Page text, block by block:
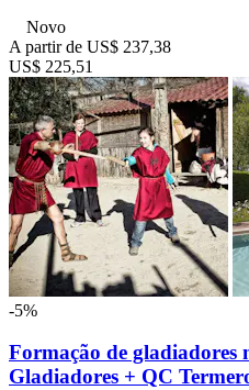
Novo
A partir de US$ 237,38
US$ 225,51
-5%
Formação de gladiadores
Gladiadores + QC